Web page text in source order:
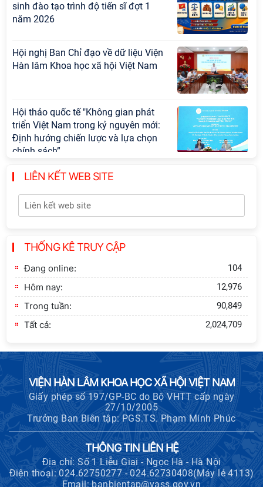
sinh đào tạo trình độ tiến sĩ đợt 1
năm 2026
Hội nghị Ban Chỉ đạo về dữ liệu Viện
Hàn lâm Khoa học xã hội Việt Nam
Hội thảo quốc tế "Không gian phát
triển Việt Nam trong kỷ nguyên mới:
Định hướng chiến lược và lựa chọn
chính sách”
Khai quật công trường khai thác đá
Tôn
Viện Hàn lâm Khoa học xã hội Việt
Nam và Tỉnh ủy Cao Bằng
LIÊN KẾT WEB SITE
THỐNG KÊ TRUY CẬP
Đang online: 104
Hôm nay: 12,976
Trong tuần: 90,849
Tất cả: 2,024,709
VIỆN HÀN LÂM KHOA HỌC XÃ HỘI VIỆT NAM
Giấy phép số 197/GP-BC do Bộ VHTT cấp ngày
27/10/2005
Trưởng Ban Biên tập: PGS.TS. Phạm Minh Phúc
THÔNG TIN LIÊN HỆ
Địa chỉ: Số 1 Liễu Giai - Ngọc Hà - Hà Nội
Điện thoại: 024.62750277 - 024.62730408(Máy lẻ 4113)
Email: banbientap@vass.gov.vn